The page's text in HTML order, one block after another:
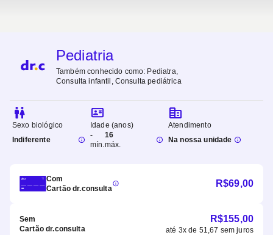
Pediatria
Também conhecido como: Pediatra,
Consulta infantil, Consulta pediátrica
Sexo biológico
Indiferente
Idade (anos)
-
mín.
16
máx.
Atendimento
Na nossa unidade
Com
Cartão dr.consulta
R$69,00
Sem
Cartão dr.consulta
R$155,00
até 3x de 51,67 sem juros